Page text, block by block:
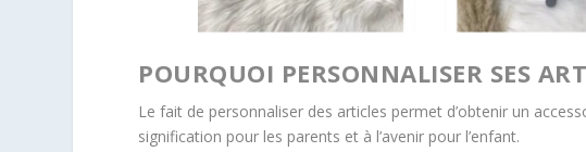
POURQUOI PERSONNALISER SES
Le fait de personnaliser des articles permet d’obtenir un
signification pour les parents et à l’avenir pour l’enfant.